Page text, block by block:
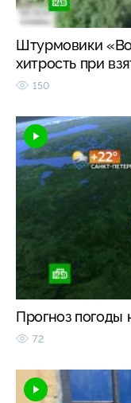
Штурмовики
хитрость при
150
Прогноз погоды
72